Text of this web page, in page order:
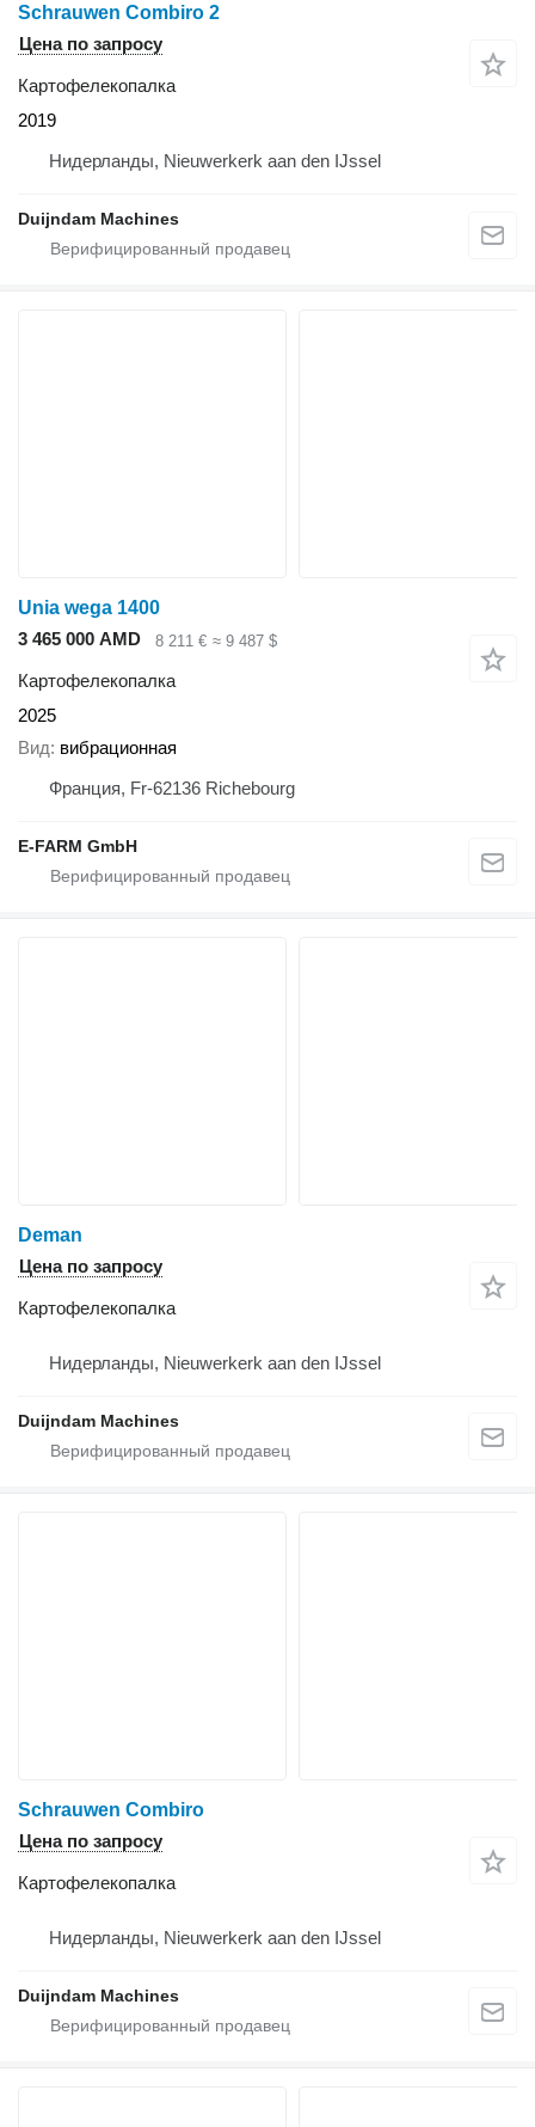
Schrauwen Combiro 2
Цена по запросу
Картофелекопалка
2019
Нидерланды, Nieuwerkerk aan den IJssel
Duijndam Machines
Unia wega 1400
3 465 000 AMD
8 211 € ≈ 9 487 $
Картофелекопалка
2025
Вид вибрационная
Франция, Fr-62136 Richebourg
E-FARM GmbH
Deman
Цена по запросу
Картофелекопалка
Нидерланды, Nieuwerkerk aan den IJssel
Duijndam Machines
Schrauwen Combiro
Цена по запросу
Картофелекопалка
Нидерланды, Nieuwerkerk aan den IJssel
Duijndam Machines